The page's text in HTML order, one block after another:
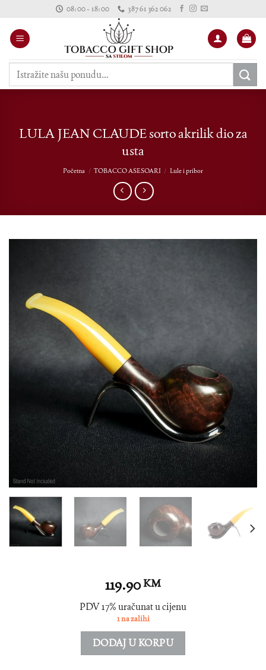
content
08:00 - 18:00 387 61 362 062
Pretraži:
LULA JEAN CLAUDE sorto akrilik dio za
usta
Početna / TOBACCO ASESOARI / Lule i pribor
119.90KM
PDV 17% uračunat u cijenu
1 na zalihi
DODAJ U KORPU